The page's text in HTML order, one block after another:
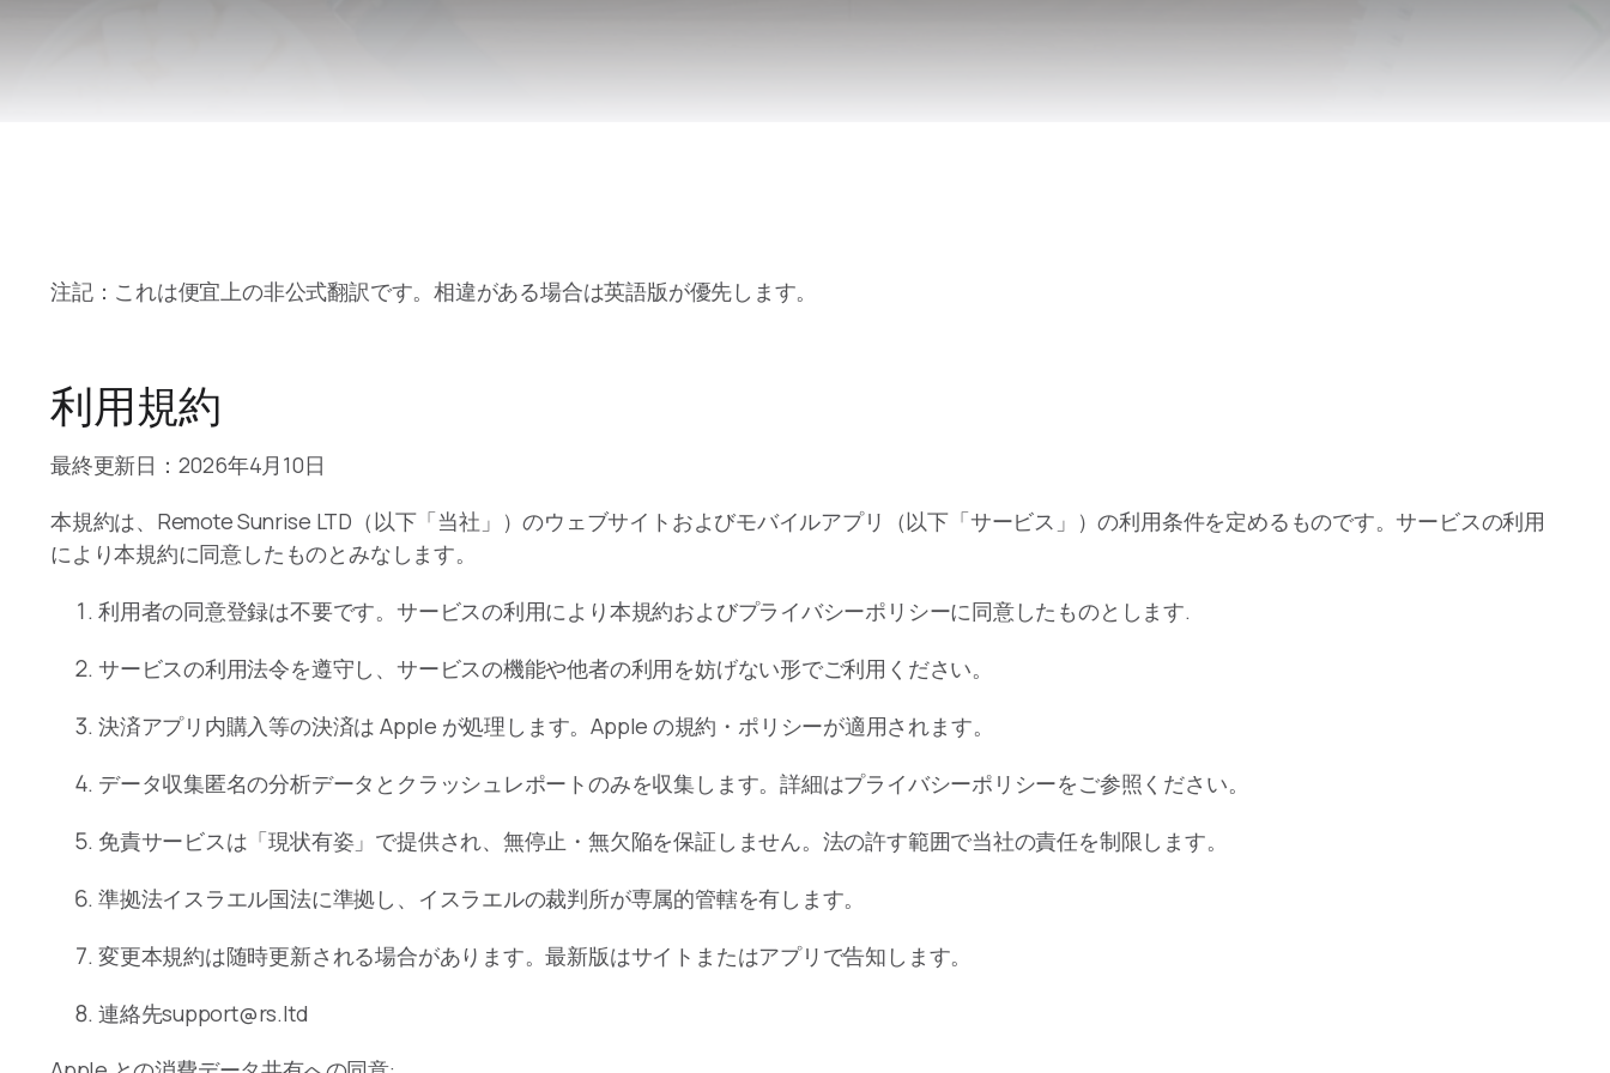
注記：これは便宜上の非公式翻訳です。相違がある場合は英語版が優先します。
利用規約
最終更新日：2026年4月10日
本規約は、Remote Sunrise LTD（以下「当社」）のウェブサイトおよびモバイルアプリ（以下「サービス」）の利用条件を定めるものです。サービスの利用
により本規約に同意したものとみなします。
利用者の同意登録は不要です。サービスの利用により本規約およびプライバシーポリシーに同意したものとします.
サービスの利用法令を遵守し、サービスの機能や他者の利用を妨げない形でご利用ください。
決済アプリ内購入等の決済は Apple が処理します。Apple の規約・ポリシーが適用されます。
データ収集匿名の分析データとクラッシュレポートのみを収集します。詳細はプライバシーポリシーをご参照ください。
免責サービスは「現状有姿」で提供され、無停止・無欠陥を保証しません。法の許す範囲で当社の責任を制限します。
準拠法イスラエル国法に準拠し、イスラエルの裁判所が専属的管轄を有します。
変更本規約は随時更新される場合があります。最新版はサイトまたはアプリで告知します。
連絡先support@rs.ltd